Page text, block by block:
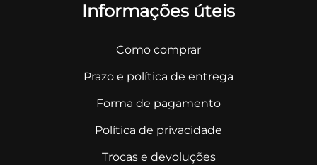
Informações úteis
Como comprar
Prazo e política de entrega
Forma de pagamento
Política de privacidade
Trocas e devoluções